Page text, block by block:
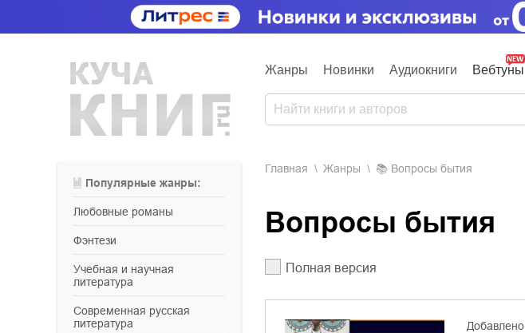
Жанры Новинки Аудиокниги Вебтуны
Популярные жанры:
любовные романы
фэнтези
учебная и научная
литература
современная русская
литература
Главная Жанры Вопросы бытия
Вопросы бытия
Полная версия
Добавлено